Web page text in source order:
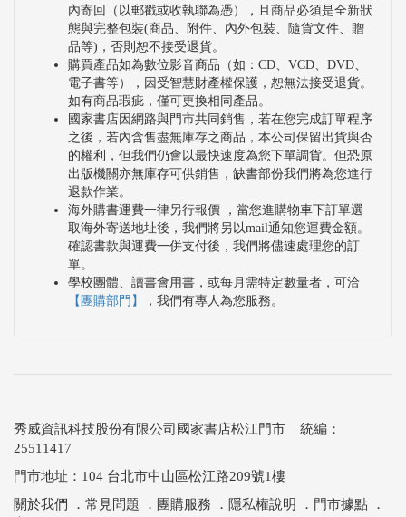
內寄回（以郵戳或收執聯為憑），且商品必須是全新狀
態與完整包裝(商品、附件、內外包裝、隨貨文件、贈
品等)，否則恕不接受退貨。
購買產品如為數位影音商品（如：CD、VCD、DVD、
電子書等），因受智慧財產權保護，恕無法接受退貨。
如有商品瑕疵，僅可更換相同產品。
國家書店因網路與門市共同銷售，若在您完成訂單程序
之後，若內含售盡無庫存之商品，本公司保留出貨與否
的權利，但我們仍會以最快速度為您下單調貨。但恐原
出版機關亦無庫存可供銷售，缺書部份我們將為您進行
退款作業。
海外購書運費一律另行報價 ，當您進購物車下訂單選
取海外寄送地址後，我們將另以mail通知您運費金額。
確認書款與運費一併支付後，我們將儘速處理您的訂
單。
學校團體、讀書會用書，或每月需特定數量者，可洽
【團購部門】
，我們有專人為您服務。
秀威資訊科技股份有限公司國家書店松江門市 統編：
25511417
門市地址：104 台北市中山區松江路209號1樓
關於我們
． 常見問題 ． 團購服務 ． 隱私權說明 ． 門市據點 ．